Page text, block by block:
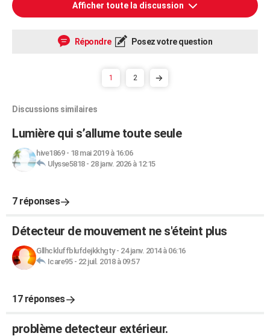
Afficher toute la discussion
Répondre Posez votre question
1 2
Discussions similaires
Lumière qui s’allume toute seule
hive1869- 18 mai 2019 à 16:06
Ulysse5818- 28 janv. 2026 à 12:15
7 réponses
Détecteur de mouvement ne s'éteint plus
Gllhckluffblufdejkkhgty- 24 janv. 2014 à 06:16
Icare95- 22 juil. 2018 à 09:57
17 réponses
problème detecteur extérieur.